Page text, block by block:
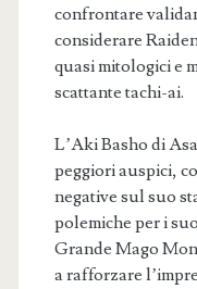
confrontare
considerare
quasi mitologici e
scattante tachi-ai.
L’Aki Basho di
peggiori auspici,
negative sul suo
polemiche per i
Grande Mago
a rafforzare